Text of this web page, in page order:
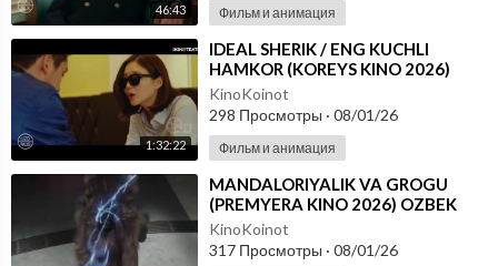
46:43 Фильм и анимация
1:32:22
⁣IDEAL SHERIK / ENG KUCHLI
HAMKOR (KOREYS KINO 2026)
UZBEK TILIDA
KinoKoinot
298 Просмотры · 08/01/26
Фильм и анимация
⁣MANDALORIYALIK VA GROGU
(PREMYERA KINO 2026) OZBEK
TILIDA
KinoKoinot
317 Просмотры · 08/01/26